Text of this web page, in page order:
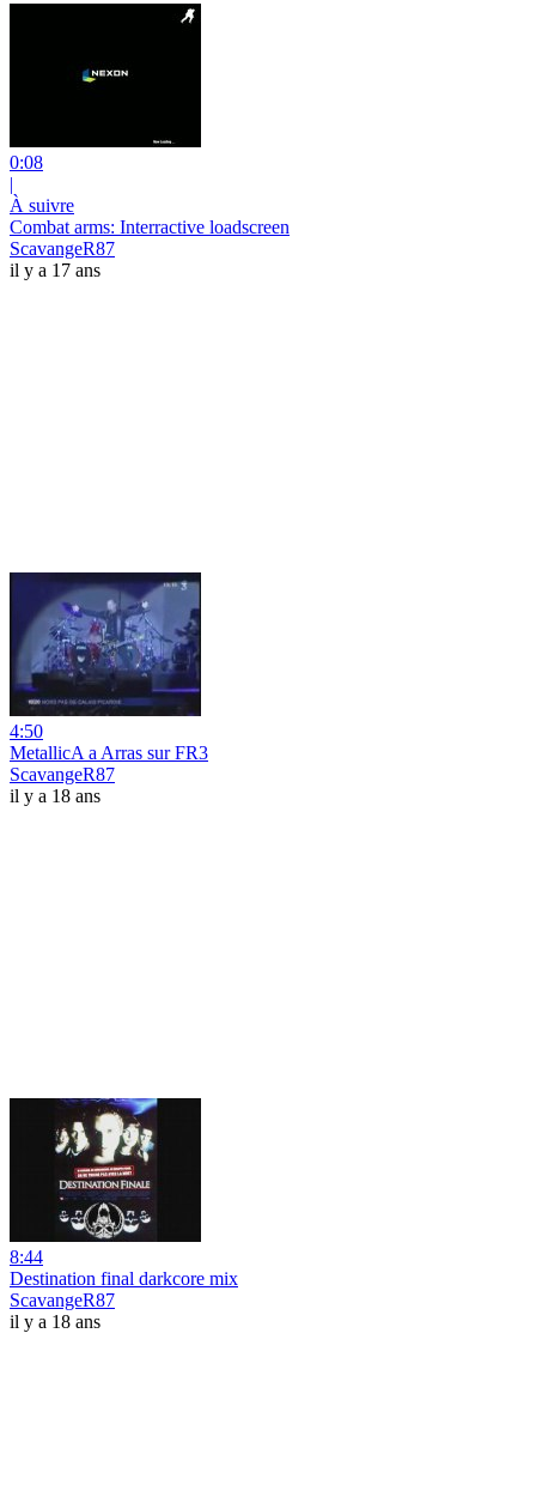
0:08
|
À suivre
Combat arms: Interractive loadscreen
ScavangeR87
il y a 17 ans
4:50
MetallicA a Arras sur FR3
ScavangeR87
il y a 18 ans
8:44
Destination final darkcore mix
ScavangeR87
il y a 18 ans